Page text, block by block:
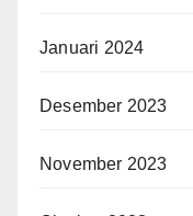
Januari 2024
Desember 2023
November 2023